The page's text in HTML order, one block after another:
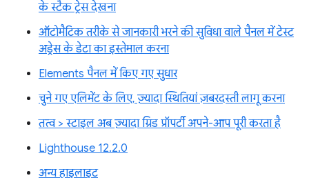
के स्टैक ट्रेस देखना
ऑटोमैटिक तरीके से जानकारी भरने की सुविधा वाले पैनल में टेस्ट
अड्रेस के डेटा का इस्तेमाल करना
Elements पैनल में किए गए सुधार
चुने गए एलिमेंट के लिए, ज़्यादा स्थितियां ज़बरदस्ती लागू करना
तत्व > स्टाइल अब ज़्यादा ग्रिड प्रॉपर्टी अपने-आप पूरी करता है
Lighthouse 12.2.0
अन्य हाइलाइट